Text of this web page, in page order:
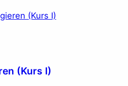
(Kurs I)